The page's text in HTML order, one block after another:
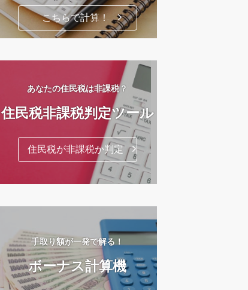
こちらで計算！
あなたの住民税は非課税？
住民税非課税判定ツール
住民税が非課税か判定
手取り額が一発で解る！
ボーナス計算機